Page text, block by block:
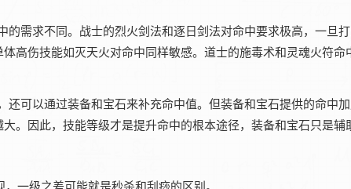
需求不同。战士的烈火剑法和逐日剑法对命中要求极高，一旦
高伤技能如灭天火对命中同样敏感。道士的施毒术和灵魂火符命
可以通过装备和宝石来补充命中值。但装备和宝石提供的命中
。因此，技能等级才是提升命中的根本途径，装备和宝石只是辅
一级之差可能就是秒杀和刮痧的区别。